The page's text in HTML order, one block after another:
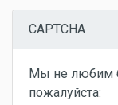
CAPTCHA
Мы не любим
пожалуйста: